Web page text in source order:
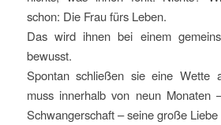
schon: Die Frau fürs Leben.
Das wird ihnen bei einem
bewusst.
Spontan schließen sie eine Wette
muss innerhalb von neun Monaten
Schwangerschaft – seine große Liebe